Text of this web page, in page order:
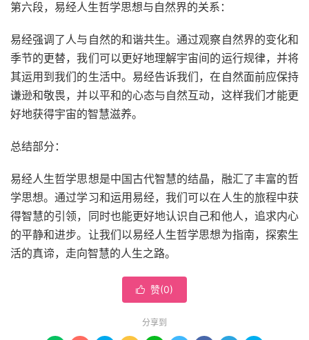
第六段，易经人生哲学思想与自然界的关系：
易经强调了人与自然的和谐共生。通过观察自然界的变化和
季节的更替，我们可以更好地理解宇宙间的运行规律，并将
其运用到我们的生活中。易经告诉我们，在自然面前应保持
谦逊和敬畏，并以平和的心态与自然互动，这样我们才能更
好地获得宇宙的智慧滋养。
总结部分：
易经人生哲学思想是中国古代智慧的结晶，融汇了丰富的哲
学思想。通过学习和运用易经，我们可以在人生的旅程中获
得智慧的引领，同时也能更好地认识自己和他人，追求内心
的平静和进步。让我们以易经人生哲学思想为指南，探索生
活的真谛，走向智慧的人生之路。
 赞(0)
分享到